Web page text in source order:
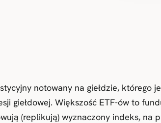
notowany na giełdzie, którego
giełdowej. Większość ETF-ów to
(replikują) wyznaczony indeks, na